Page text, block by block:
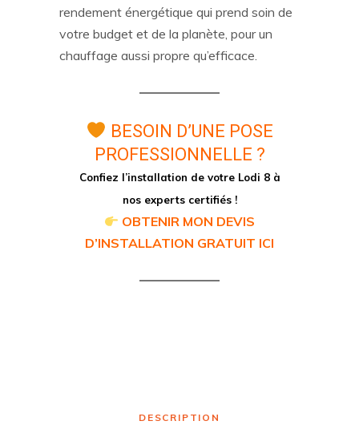
rendement énergétique qui prend soin de
votre budget et de la planète, pour un
chauffage aussi propre qu’efficace.
BESOIN D’UNE POSE
PROFESSIONNELLE ?
Confiez l’installation de votre Lodi 8 à
nos experts certifiés !
OBTENIR MON DEVIS
D’INSTALLATION GRATUIT ICI
DESCRIPTION